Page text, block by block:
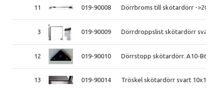
11 019-90008 Dörrbroms till skötardörr -
3 019-90009 Dörrdroppslist skötardörr svart
12 019-90010 Dörrstopp skötardörr. A10-B60
13 019-90014 Tröskel skötardörr svart